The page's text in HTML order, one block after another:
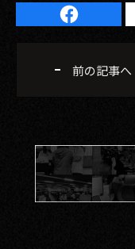
前の記事へ